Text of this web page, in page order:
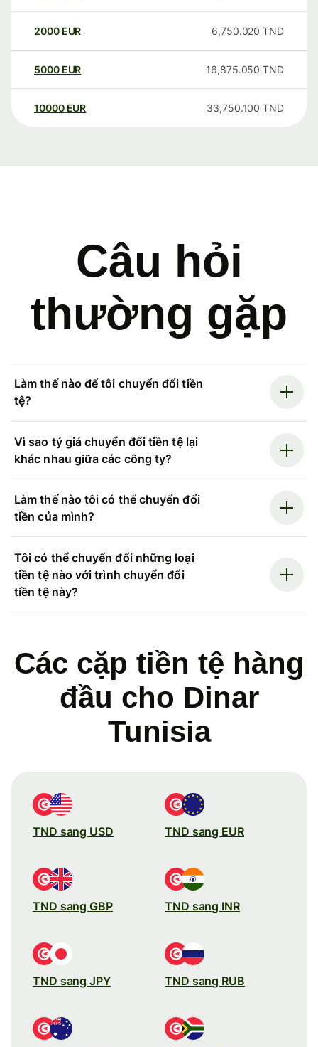
2000 EUR 6,750.020 TND
5000 EUR 16,875.050 TND
10000 EUR 33,750.100 TND
Câu hỏi
thường gặp
Làm thế nào để tôi chuyển đổi tiền
tệ?
Vì sao tỷ giá chuyển đổi tiền tệ lại
khác nhau giữa các công ty?
Làm thế nào tôi có thể chuyển đổi
tiền của mình?
Tôi có thể chuyển đổi những loại
tiền tệ nào với trình chuyển đổi
tiền tệ này?
Các cặp tiền tệ hàng
đầu cho Dinar
Tunisia
TND sang USD TND sang EUR
TND sang GBP TND sang INR
TND sang JPY TND sang RUB